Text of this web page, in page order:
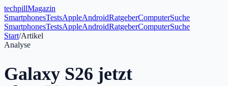
techpillMagazin
SmartphonesTestsAppleAndroidRatgeberComputerSuche
SmartphonesTestsAppleAndroidRatgeberComputerSuche
Start/Artikel
Analyse
Galaxy S26 jetzt